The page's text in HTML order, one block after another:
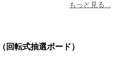
もっと見る...
回転式抽選ボード）